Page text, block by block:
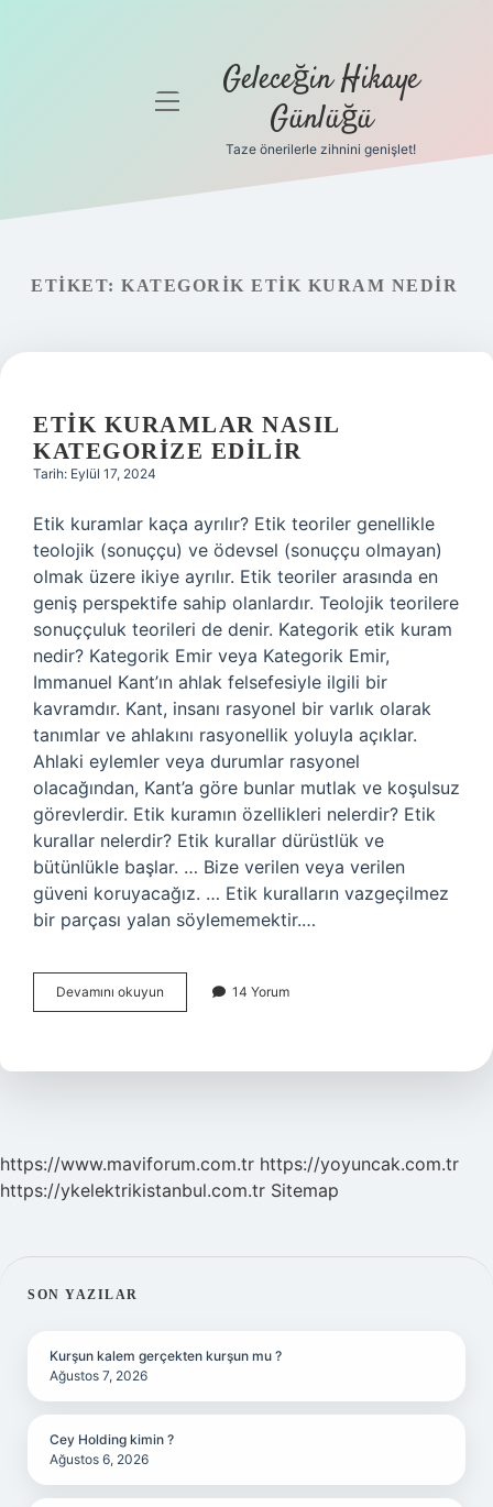
Gizlilik
Yasal Uyarı
Hakkımızda
menüyü Geleceğin Hikaye
Günlüğü
Taze önerilerle zihnini genişlet!
ETIKET: KATEGORIK ETIK KURAM NEDIR
ETIK KURAMLAR NASIL
KATEGORIZE EDILIR
Tarih: Eylül 17, 2024
Etik kuramlar kaça ayrılır? Etik teoriler genellikle
teolojik (sonuççu) ve ödevsel (sonuççu olmayan)
olmak üzere ikiye ayrılır. Etik teoriler arasında en
geniş perspektife sahip olanlardır. Teolojik teorilere
sonuççuluk teorileri de denir. Kategorik etik kuram
nedir? Kategorik Emir veya Kategorik Emir,
Immanuel Kant’ın ahlak felsefesiyle ilgili bir
kavramdır. Kant, insanı rasyonel bir varlık olarak
tanımlar ve ahlakını rasyonellik yoluyla açıklar.
Ahlaki eylemler veya durumlar rasyonel
olacağından, Kant’a göre bunlar mutlak ve koşulsuz
görevlerdir. Etik kuramın özellikleri nelerdir? Etik
kurallar nelerdir? Etik kurallar dürüstlük ve
bütünlükle başlar. … Bize verilen veya verilen
güveni koruyacağız. … Etik kuralların vazgeçilmez
bir parçası yalan söylememektir.…
Devamını okuyun
Kuramlar
Edilir
14 Yorum
https://www.maviforum.com.tr https://yoyuncak.com.tr
https://ykelektrikistanbul.com.tr Sitemap
SIDEBAR
SON YAZILAR
Kurşun kalem gerçekten kurşun mu ?
Ağustos 7, 2026
Cey Holding kimin ?
Ağustos 6, 2026